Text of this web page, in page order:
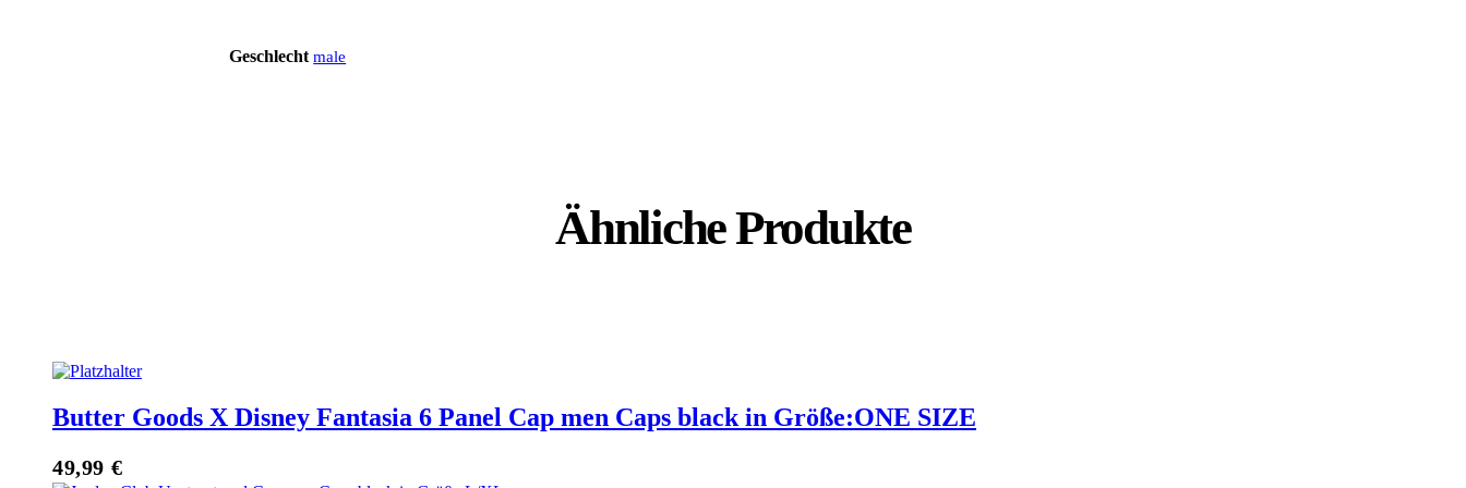
Geschlecht male
Ähnliche Produkte
Butter Goods X Disney Fantasia 6 Panel Cap men Caps black in Größe:ONE SIZE
49,99 €